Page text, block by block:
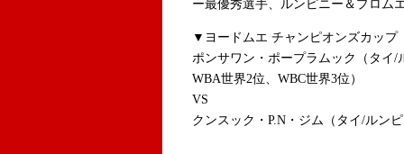
ー最優秀選手、ルンピニー＆プロム
▼ヨードムエ チャンピオンズカッ
ポンサワン・ポープラムック（タイ
WBA世界2位、WBC世界3位）
VS
クンスック・P.N・ジム（タイ/ルン